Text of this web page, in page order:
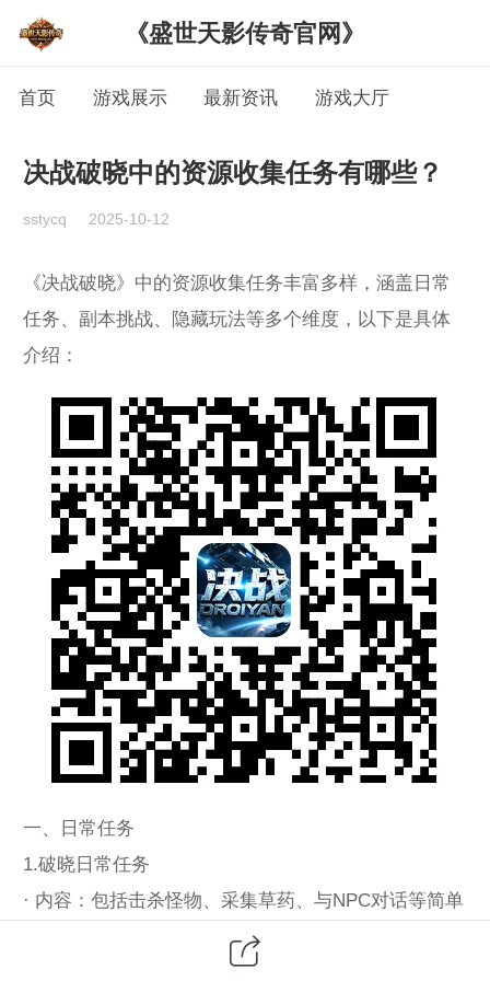
《盛世天影传奇官网》
首页 游戏展示 最新资讯 游戏大厅
决战破晓中的资源收集任务有哪些？
sstycq 2025-10-12
《决战破晓》中的资源收集任务丰富多样，涵盖日常
任务、副本挑战、隐藏玩法等多个维度，以下是具体
介绍：
一、日常任务
1.破晓日常任务
· 内容：包括击杀怪物、采集草药、与NPC对话等简单
· 奖励：每完成3条任务可获1个“稀有材料礼盒”，随机